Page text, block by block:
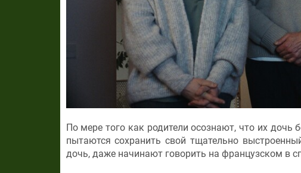
По мере того как родители осознают, что их
пытаются сохранить свой тщательно
дочь, даже начинают говорить на французском в